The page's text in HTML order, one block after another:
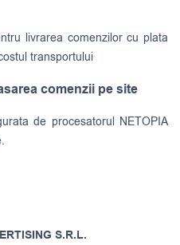
livrarea comenzilor cu plata
transportului
comenzii pe site
de procesatorul NETOPIA
S.R.L.